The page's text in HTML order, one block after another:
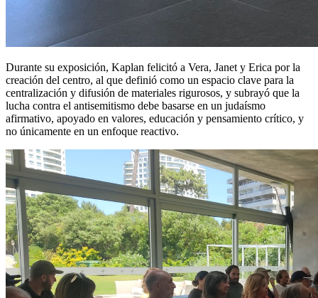
Durante su exposición, Kaplan felicitó a Vera, Janet y Erica por la
creación del centro, al que definió como un espacio clave para la
centralización y difusión de materiales rigurosos, y subrayó que la
lucha contra el antisemitismo debe basarse en un judaísmo
afirmativo, apoyado en valores, educación y pensamiento crítico, y
no únicamente en un enfoque reactivo.